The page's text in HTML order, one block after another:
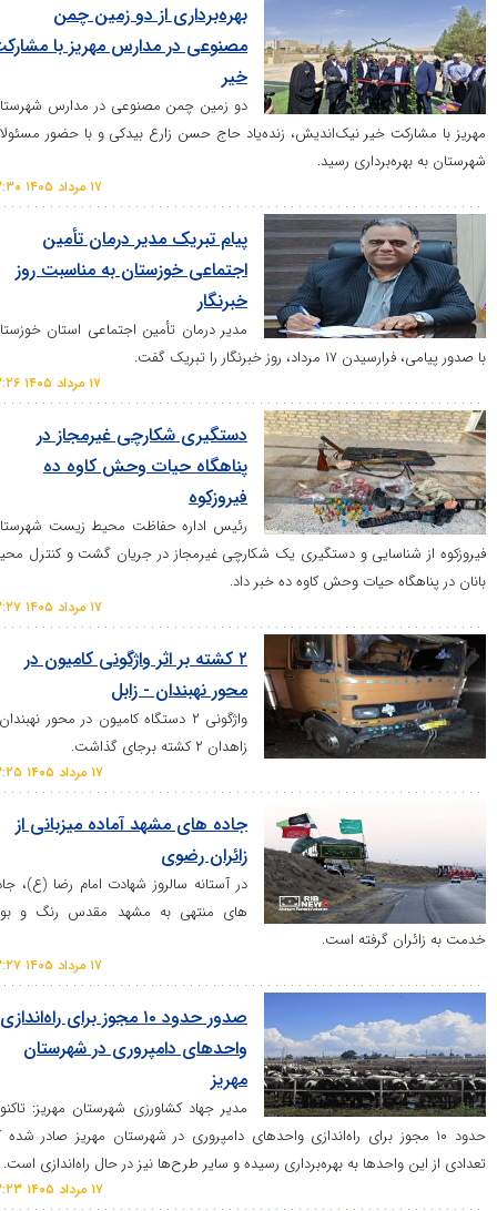
بهره‌برداری از دو زمین چمن
مصنوعی در مدارس مهریز با مشارکت
خیر
دو زمین چمن مصنوعی در مدارس شهرستان
خیر نیک‌اندیش، زنده‌یاد حاج حسن زارع بیدکی و با حضور مسئولان
رسید.
پیام تبریک مدیر درمان تأمین
اجتماعی خوزستان به مناسبت روز
خبرنگار
مدیر درمان تأمین اجتماعی استان خوزستان
خبرنگار را تبریک گفت.
دستگیری شکارچی غیرمجاز در
پناهگاه حیات وحش کاوه ده
فیروزکوه
رئیس اداره حفاظت محیط زیست شهرستان
و دستگیری یک شکارچی غیرمجاز در جریان گشت و کنترل محیط
حیات وحش کاوه ده خبر داد.
۲ کشته بر اثر واژگونی کامیون در
محور نهبندان - زابل
واژگونی ۲ دستگاه کامیون در محور نهبندان -
زاهدان ۲ کشته برجای گذاشت.
جاده‌ های مشهد آماده میزبانی از
زائران رضوی
در آستانه سالروز شهادت امام رضا (ع)، جاده‌
های منتهی به مشهد مقدس رنگ و بوی
گرفته است.
صدور حدود ۱۰ مجوز برای راه‌اندازی
واحد‌های دامپروری در شهرستان
مهریز
مدیر جهاد کشاورزی شهرستان مهریز: تاکنون
مجوز برای راه‌اندازی واحد‌های دامپروری در شهرستان مهریز صادر شده که
به بهره‌برداری رسیده و سایر طرح‌ها نیز در حال راه‌اندازی است.